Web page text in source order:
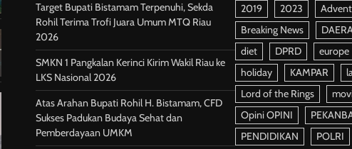
Target Bupati Bistamam Terpenuhi, Sekda
Rohil Terima Trofi Juara Umum MTQ Riau
2026
SMKN 1 Pangkalan Kerinci Kirim Wakil Riau ke
LKS Nasional 2026
Atas Arahan Bupati Rohil H. Bistamam, CFD
Sukses Padukan Budaya Sehat dan
Pemberdayaan UMKM
2019 2023
Breaking News
diet
DPRD europe
holiday
KAMPAR
Lord of the Rings
Opini OPINI
PENDIDIKAN
POLRI